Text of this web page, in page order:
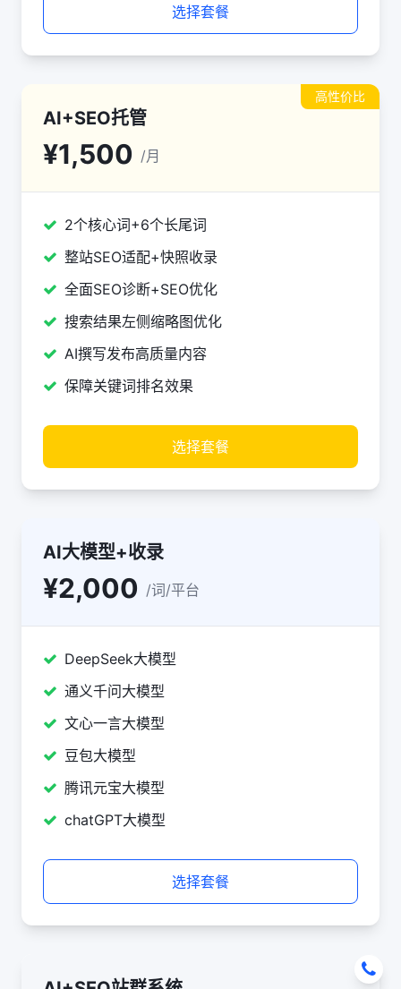
选择套餐
高性价比
AI+SEO托管
¥1,500 /月
2个核心词+6个长尾词
整站SEO适配+快照收录
全面SEO诊断+SEO优化
搜索结果左侧缩略图优化
AI撰写发布高质量内容
保障关键词排名效果
选择套餐
AI大模型+收录
¥2,000 /词/平台
DeepSeek大模型
通义千问大模型
文心一言大模型
豆包大模型
腾讯元宝大模型
chatGPT大模型
选择套餐